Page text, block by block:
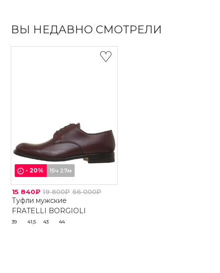
ВЫ НЕДАВНО СМОТРЕЛИ
-20% 15ч 27м
15 840₽ 19 800₽ 66 000₽
Туфли мужские
FRATELLI BORGIOLI
39 41,5 43 44